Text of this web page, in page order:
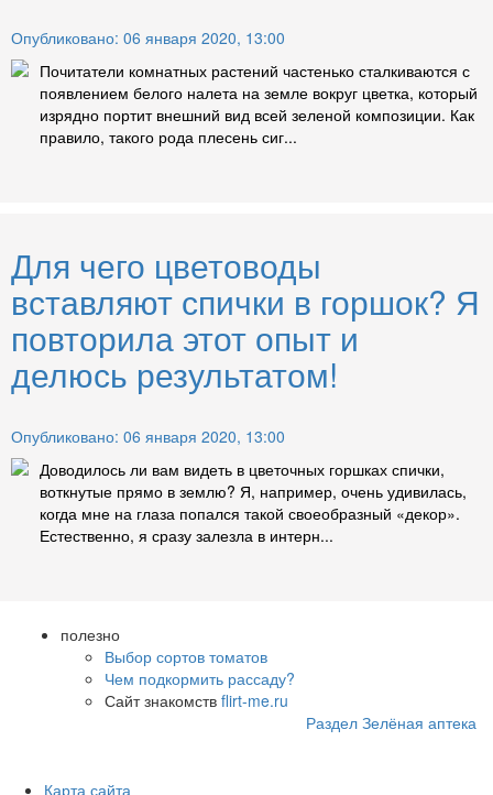
Опубликовано: 06 января 2020, 13:00
Почитатели комнатных растений частенько сталкиваются с
появлением белого налета на земле вокруг цветка, который
изрядно портит внешний вид всей зеленой композиции. Как
правило, такого рода плесень сиг...
Для чего цветоводы
вставляют спички в горшок? Я
повторила этот опыт и
делюсь результатом!
Опубликовано: 06 января 2020, 13:00
Доводилось ли вам видеть в цветочных горшках спички,
воткнутые прямо в землю? Я, например, очень удивилась,
когда мне на глаза попался такой своеобразный «декор».
Естественно, я сразу залезла в интерн...
полезно
Выбор сортов томатов
Чем подкормить рассаду?
Сайт знакомств flirt-me.ru
Раздел Зелёная аптека
Карта сайта